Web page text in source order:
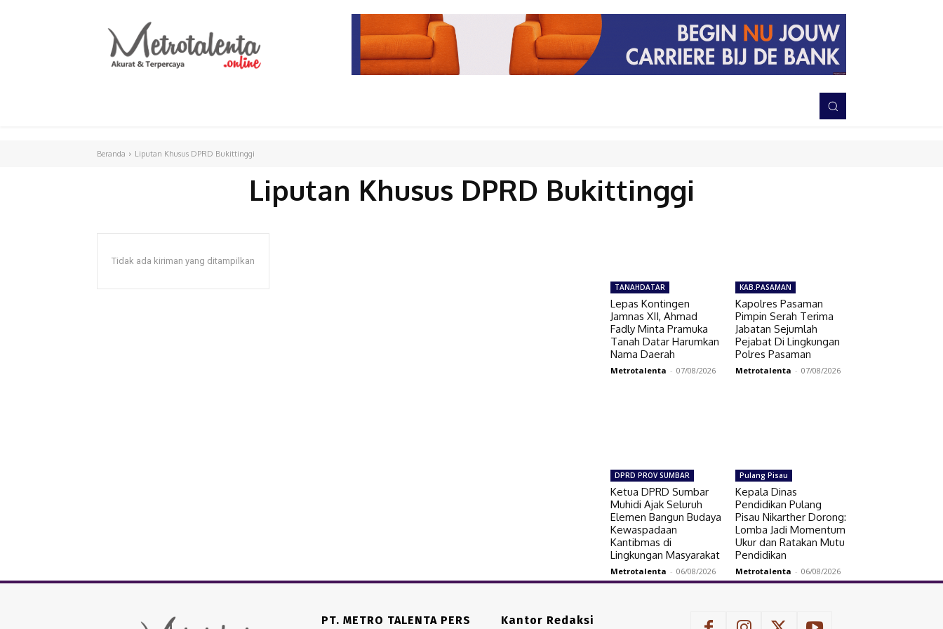
TNI-POLRI
Beranda Liputan Khusus DPRD Bukittinggi
Liputan Khusus DPRD Bukittinggi
Tidak ada kiriman yang ditampilkan
TANAHDATAR
Lepas Kontingen
Jamnas XII, Ahmad
Fadly Minta Pramuka
Tanah Datar Harumkan
Nama Daerah
Metrotalenta - 07/08/2026
KAB.PASAMAN
Kapolres Pasaman
Pimpin Serah Terima
Jabatan Sejumlah
Pejabat Di Lingkungan
Polres Pasaman
Metrotalenta - 07/08/2026
DPRD PROV SUMBAR
Ketua DPRD Sumbar
Muhidi Ajak Seluruh
Elemen Bangun Budaya
Kewaspadaan
Kantibmas di
Lingkungan Masyarakat
Metrotalenta - 06/08/2026
Pulang Pisau
Kepala Dinas
Pendidikan Pulang
Pisau Nikarther Dorong:
Lomba Jadi Momentum
Ukur dan Ratakan Mutu
Pendidikan
Metrotalenta - 06/08/2026
PT. METRO TALENTA PERS Kantor Redaksi